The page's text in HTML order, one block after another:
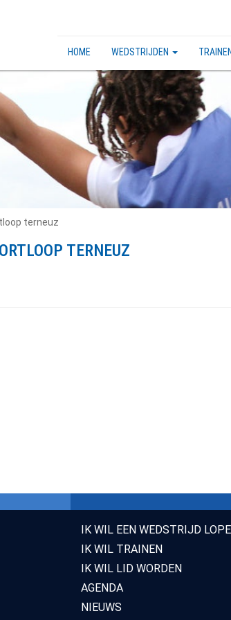
HOME WEDSTRIJDEN TRAINEN
terneuz
TERNEUZ
IK WIL EEN WEDSTRIJD
IK WIL TRAINEN
IK WIL LID WORDEN
AGENDA
NIEUWS